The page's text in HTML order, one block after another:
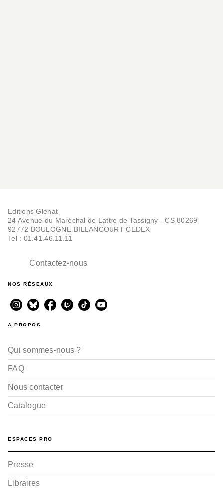
Editions Glénat
24 Avenue du Maréchal de Lattre de Tassigny - CS 80269
92772 BOULOGNE-BILLANCOURT CEDEX
Tel : 01.41.46.11.11
Contactez-nous
NOS RÉSEAUX
A PROPOS
Qui sommes-nous ?
FAQ
Nous contacter
Catalogue
ESPACES PRO
Presse
Libraires